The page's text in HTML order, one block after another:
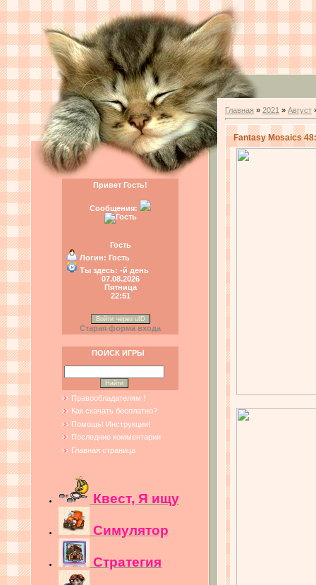
Привет Гость!
Сообщения:
Гость
Логин: Гость
Ты здесь: -й день
07.08.2026
Пятница
22:51
Войти через uID
Старая форма входа
ПОИСК ИГРЫ
Правообладателям !
Как скачать бесплатно?
Помощь! Инструкции!
Последние комментарии
Главная страница
Квест, Я ищу
Симулятор
Стратегия
Главная » 2021 » Август
Fantasy Mosaics